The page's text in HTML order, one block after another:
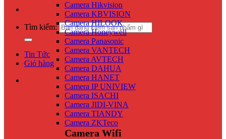
Tìm kiếm:
Tin Tức
Giỏ hàng
Camera Hikvision
Camera KBVISION
Camera HILOOK
Camera Honeywell
Camera Panasonic
Camera VANTECH
Camera AVTECH
Camera DAHUA
Camera HANET
Camera IP UNIVIEW
Camera ISACHI
Camera JIDI-VINA
Camera TIANDY
Camera ZKTeco
Camera Wifi